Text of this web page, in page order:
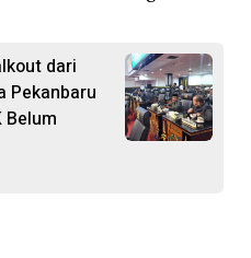
dari
Pekanbaru
Belum